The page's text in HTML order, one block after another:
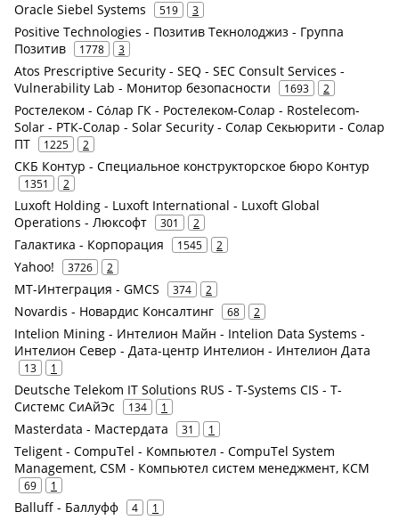
Oracle Siebel Systems 519 3
Positive Technologies - Позитив Текнолоджиз - Группа
Позитив
1778 3
Atos Prescriptive Security - SEQ - SEC Consult Services -
Vulnerability Lab - Монитор безопасности
1693 2
Ростелеком - Сόлар ГК - Ростелеком-Солар - Rostelecom-
Solar - РТК-Солар - Solar Security - Солар Секьюрити - Солар
ПТ
1225 2
СКБ Контур - Специальное конструкторское бюро Контур
1351 2
Luxoft Holding - Luxoft International - Luxoft Global
Operations - Люксофт
301 2
Галактика - Корпорация 1545 2
Yahoo! 3726 2
МТ-Интеграция - GMCS 374 2
Novardis - Новардис Консалтинг 68 2
Intelion Mining - Интелион Майн - Intelion Data Systems -
Интелион Север - Дата-центр Интелион - Интелион Дата
13 1
Deutsche Telekom IT Solutions RUS - T-Systems CIS - Т-
Системс СиАйЭс
134 1
Masterdata - Мастердата 31 1
Teligent - CompuTel - Компьютел - CompuTel System
Management, CSM - Компьютел систем менеджмент, КСМ
69 1
Balluff - Баллуфф 4 1